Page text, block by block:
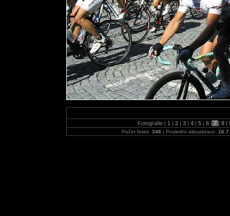
Fotografie | 1 | 2 | 3 | 4 | 5 | 6 | 7 | 8 |
Počet fotek: 346 | Poslední aktualizace: